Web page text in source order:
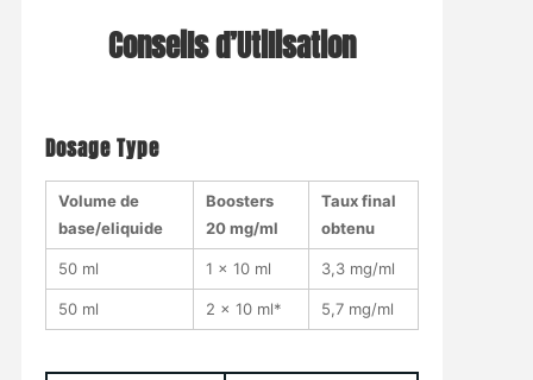
Conseils d’Utilisation
Dosage Type
Volume de
base/eliquide
Boosters
20 mg/ml
Taux final
obtenu
50 ml 1 × 10 ml 3,3 mg/ml
50 ml 2 × 10 ml* 5,7 mg/ml